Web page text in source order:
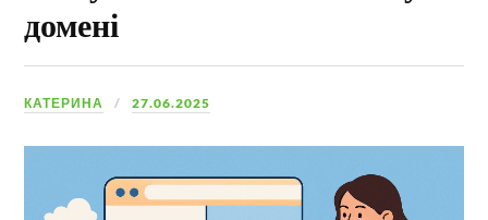
домені
КАТЕРИНА 27.06.2025